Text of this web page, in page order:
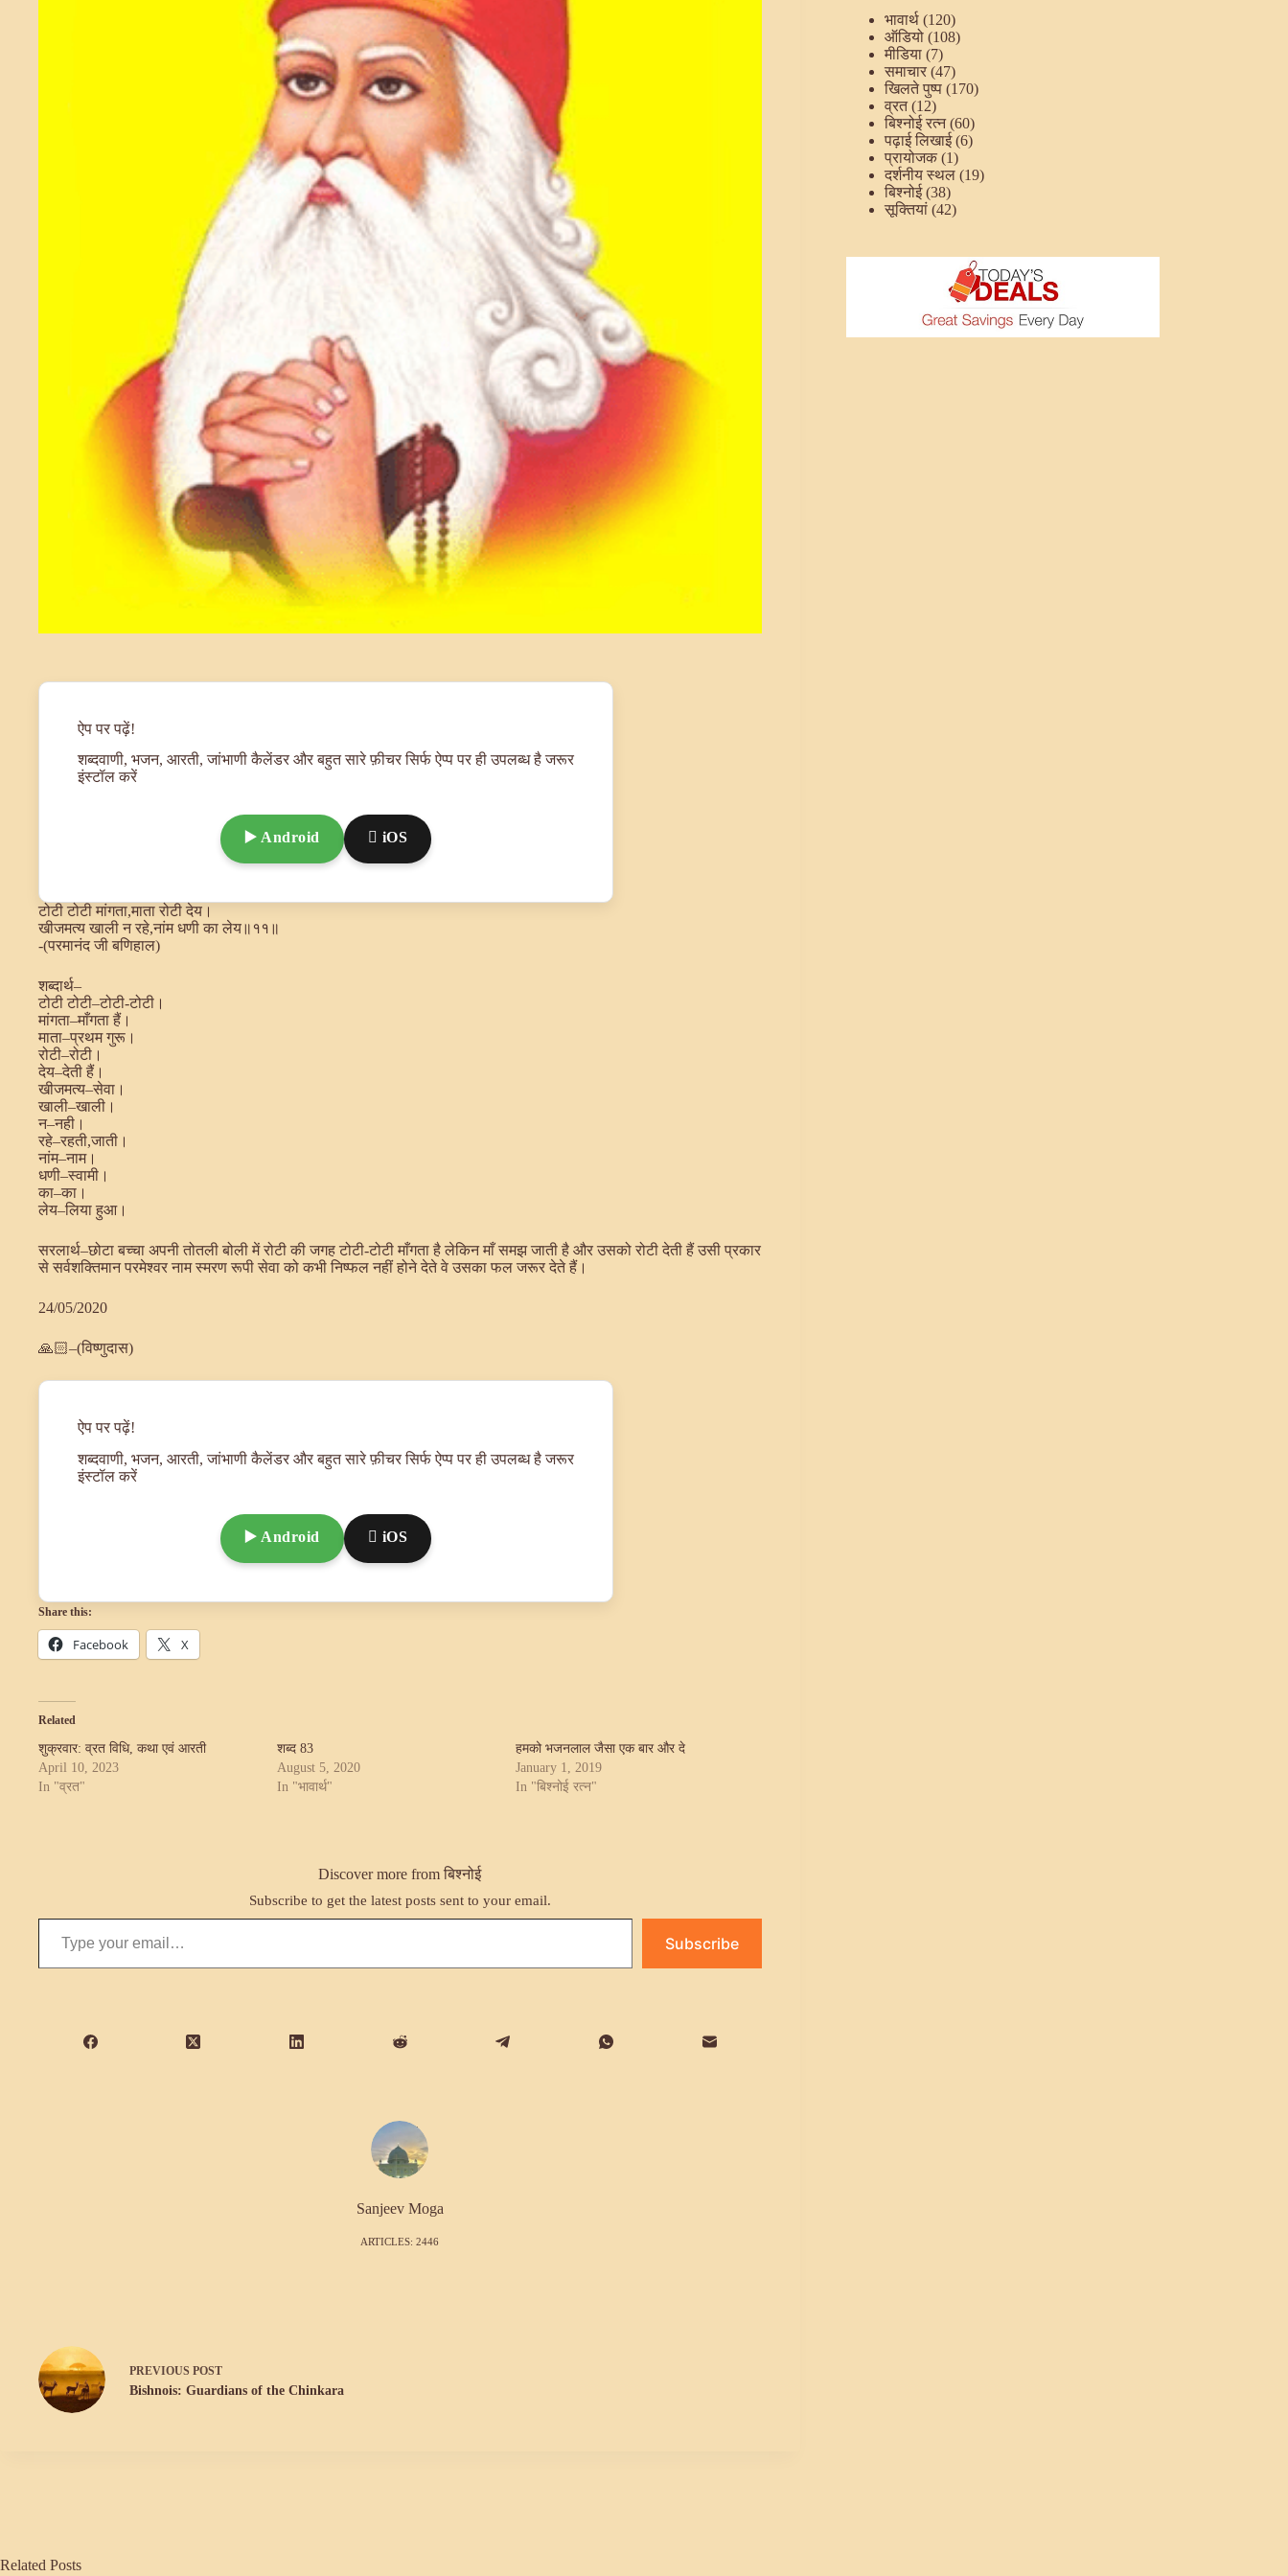
ऐप पर पढ़ें!
शब्दवाणी, भजन, आरती, जांभाणी कैलेंडर और बहुत सारे फ़ीचर सिर्फ ऐप्प पर ही उपलब्ध है जरूर
इंस्टॉल करें
▶️ Android  iOS
टोटी टोटी मांगता,माता रोटी देय।
खीजमत्य खाली न रहे,नांम धणी का लेय॥११॥
-(परमानंद जी बणिहाल)
शब्दार्थ–
टोटी टोटी–टोटी-टोटी।
मांगता–माँगता हैं।
माता–प्रथम गुरू।
रोटी–रोटी।
देय–देती हैं।
खीजमत्य–सेवा।
खाली–खाली।
न–नही।
रहे–रहती,जाती।
नांम–नाम।
धणी–स्वामी।
का–का।
लेय–लिया हुआ।
सरलार्थ–छोटा बच्चा अपनी तोतली बोली में रोटी की जगह टोटी-टोटी माँगता है लेकिन माँ समझ जाती है और उसको रोटी देती हैं उसी प्रकार
से सर्वशक्तिमान परमेश्वर नाम स्मरण रूपी सेवा को कभी निष्फल नहीं होने देते वे उसका फल जरूर देते हैं।
24/05/2020
🙏🏻–(विष्णुदास)
ऐप पर पढ़ें!
शब्दवाणी, भजन, आरती, जांभाणी कैलेंडर और बहुत सारे फ़ीचर सिर्फ ऐप्प पर ही उपलब्ध है जरूर
इंस्टॉल करें
▶️ Android  iOS
Share this:
Facebook X
Related
शुक्रवार: व्रत विधि, कथा एवं आरती
April 10, 2023
In "व्रत"
शब्द 83
August 5, 2020
In "भावार्थ"
हमको भजनलाल जैसा एक बार और दे
January 1, 2019
In "बिश्नोई रत्न"
Discover more from बिश्नोई
Subscribe to get the latest posts sent to your email.
Type your email…
Subscribe
Sanjeev Moga
ARTICLES: 2446
PREVIOUS POST
Bishnois: Guardians of the Chinkara
भावार्थ (120)
ऑडियो (108)
मीडिया (7)
समाचार (47)
खिलते पुष्प (170)
व्रत(12)
बिश्नोई रत्न(60)
पढ़ाई लिखाई(6)
प्रायोजक (1)
दर्शनीय स्थल (19)
बिश्नोई(38)
सूक्तियां (42)
Related Posts